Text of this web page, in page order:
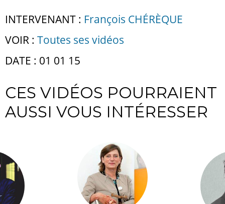
INTERVENANT : François CHÉRÈQUE
VOIR : Toutes ses vidéos
DATE : 01 01 15
CES VIDÉOS POURRAIENT
AUSSI VOUS INTÉRESSER